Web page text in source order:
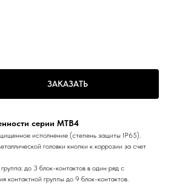
ЗАКАЗАТЬ
серии MTB4
исполнение (степень защиты IP65).
головки кнопки к коррозии за счет
до 3 блок-контактов в один ряд с
контактной группы до 9 блок-контактов.